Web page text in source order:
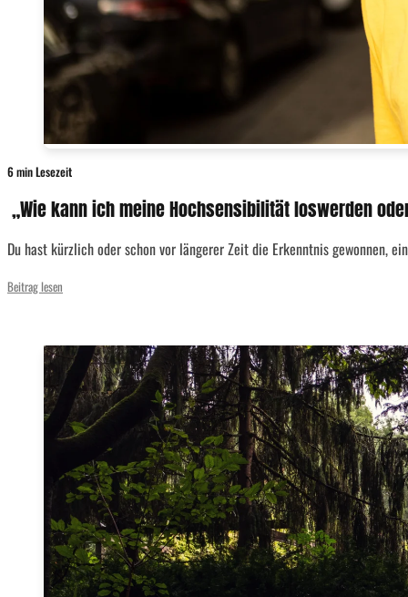
6 min Lesezeit
„Wie kann ich meine Hochsensibilität loswerden
Du hast kürzlich oder schon vor längerer Zeit die Erkenntnis gewonnen,
Beitrag lesen